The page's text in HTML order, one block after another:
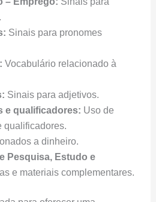
Sinais para pronomes
Vocabulário relacionado à
Sinais para adjetivos.
e qualificadores: Uso de
qualificadores.
a dinheiro.
Pesquisa, Estudo e
e materiais complementares.